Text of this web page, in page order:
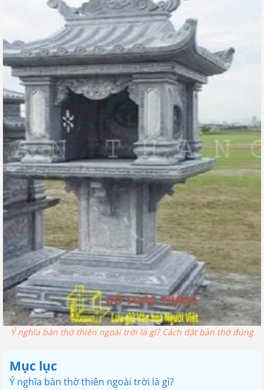
Ý nghĩa bàn thờ thiên ngoài trời là gì? Cách đặt bàn thờ đúng
Mục lục
Ý nghĩa bàn thờ thiên ngoài trời là gì?